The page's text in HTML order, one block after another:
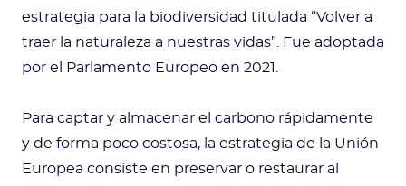
estrategia para la biodiversidad titulada “Volver a
traer la naturaleza a nuestras vidas”. Fue adoptada
por el Parlamento Europeo en 2021.
Para captar y almacenar el carbono rápidamente
y de forma poco costosa, la estrategia de la Unión
Europea consiste en preservar o restaurar al